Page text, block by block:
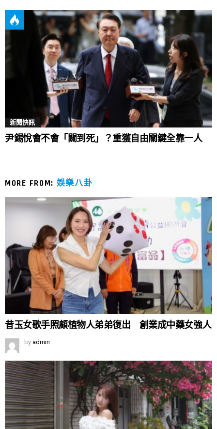
新聞快訊
尹錫悅會不會「關到死」？重獲自由關鍵全靠一人
MORE FROM: 娛樂八卦
昔玉女歌手照顧植物人弟弟復出 創業成中藥女強人
by admin